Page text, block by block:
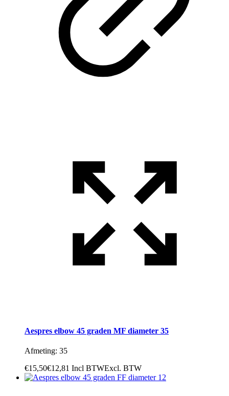
Aespres elbow 45 graden MF diameter 35
Afmeting: 35
€15,50€12,81 Incl BTWExcl. BTW